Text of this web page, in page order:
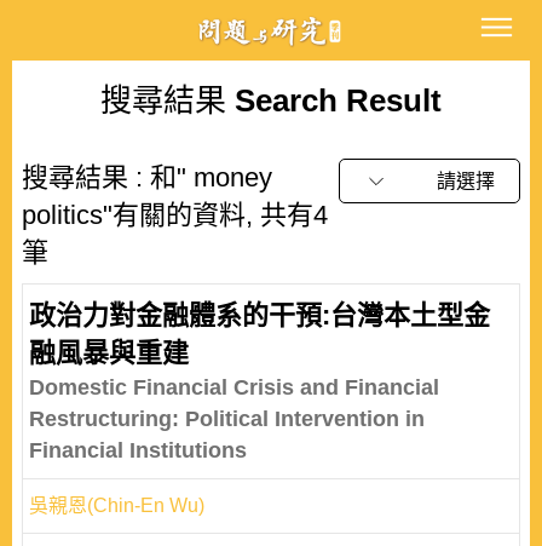
搜尋結果 Search Result
搜尋結果 : 和" money
politics"有關的資料, 共有4
筆
請選擇
政治力對金融體系的干預:台灣本土型金
融風暴與重建
Domestic Financial Crisis and Financial
Restructuring: Political Intervention in
Financial Institutions
吳親恩(Chin-En Wu)